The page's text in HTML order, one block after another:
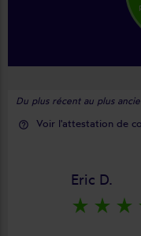
Du plus récent au plus
help_outline Voir l'attestation de
Eric D.
star_rate star_rate star_rate